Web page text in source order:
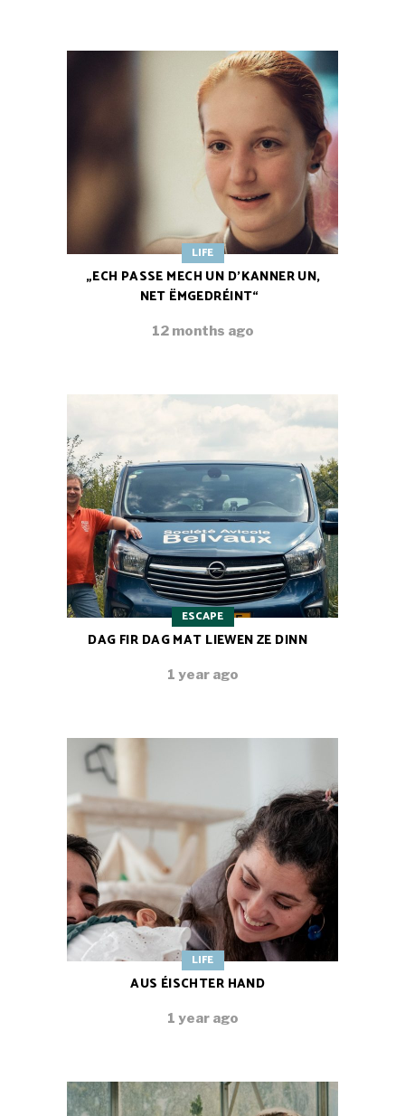
LIFE
„ECH PASSE MECH UN D’KANNER UN,
NET ËMGEDRÉINT“
12 months ago
ESCAPE
DAG FIR DAG MAT LIEWEN ZE DINN
1 year ago
LIFE
AUS ÉISCHTER HAND
1 year ago